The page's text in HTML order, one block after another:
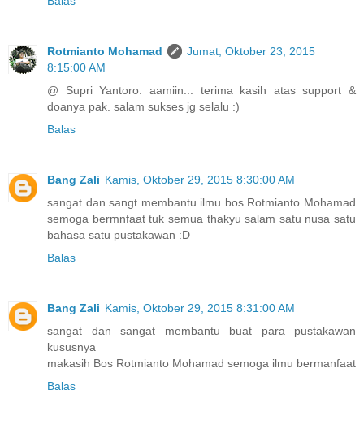
Rotmianto Mohamad
Jumat, Oktober 23, 2015
8:15:00 AM
@ Supri Yantoro: aamiin... terima kasih atas support &
doanya pak. salam sukses jg selalu :)
Balas
Bang Zali Kamis, Oktober 29, 2015 8:30:00 AM
sangat dan sangt membantu ilmu bos Rotmianto Mohamad
semoga bermnfaat tuk semua thakyu salam satu nusa satu
bahasa satu pustakawan :D
Balas
Bang Zali Kamis, Oktober 29, 2015 8:31:00 AM
sangat dan sangat membantu buat para pustakawan
kususnya
makasih Bos Rotmianto Mohamad semoga ilmu bermanfaat
Balas